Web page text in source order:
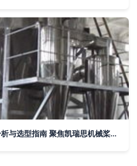
海藻粉烘干设备造价分析与选型指南 聚焦凯瑞思机械桨叶干燥机